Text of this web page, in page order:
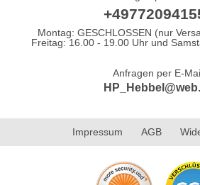
Montag: GESCHLOSSEN (nur
Freitag: 16.00 - 19.00 Uhr und
Anfragen per E-
Impressum AGB